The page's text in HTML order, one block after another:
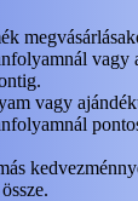
vagy
vagy